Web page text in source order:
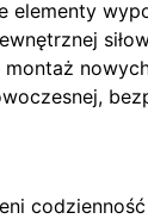
elementy